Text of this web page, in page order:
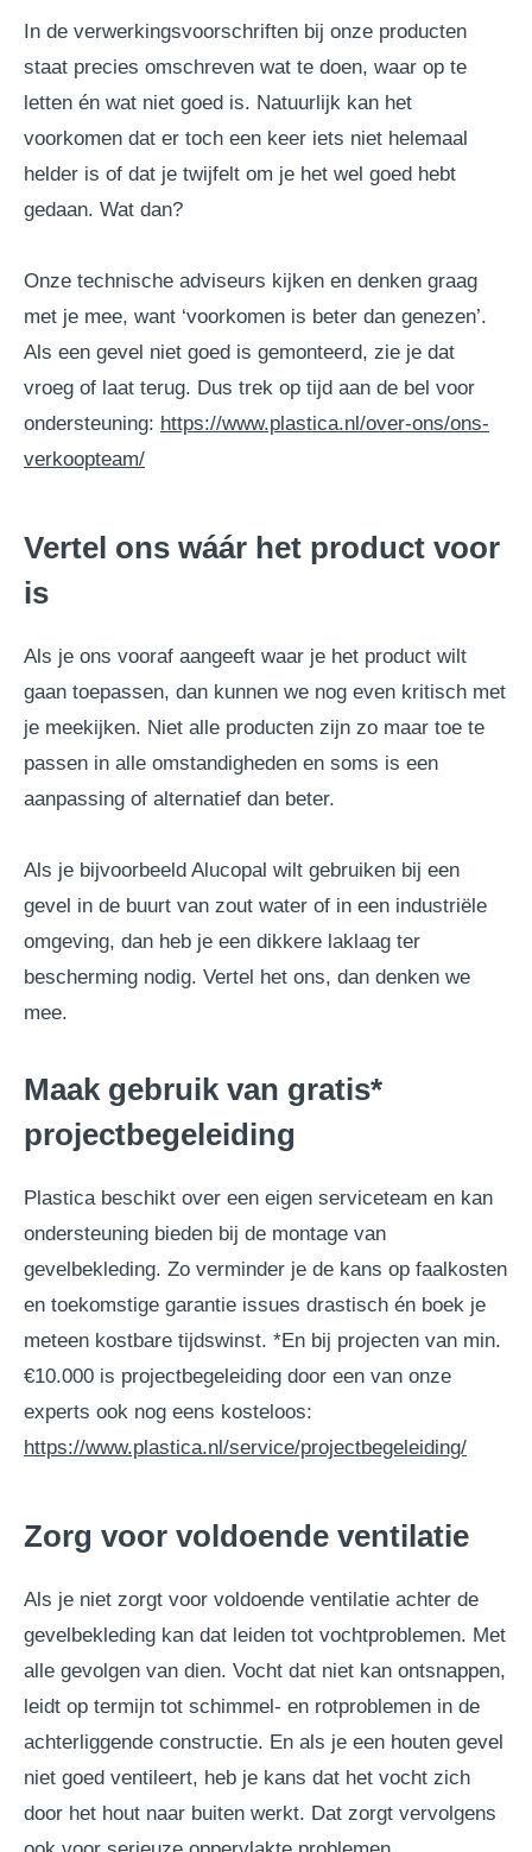
In de verwerkingsvoorschriften bij onze producten
staat precies omschreven wat te doen, waar op te
letten én wat niet goed is. Natuurlijk kan het
voorkomen dat er toch een keer iets niet helemaal
helder is of dat je twijfelt om je het wel goed hebt
gedaan. Wat dan?
Onze technische adviseurs kijken en denken graag
met je mee, want ‘voorkomen is beter dan genezen’.
Als een gevel niet goed is gemonteerd, zie je dat
vroeg of laat terug. Dus trek op tijd aan de bel voor
ondersteuning: https://www.plastica.nl/over-ons/ons-
verkoopteam/
Vertel ons wáár het product voor
is
Als je ons vooraf aangeeft waar je het product wilt
gaan toepassen, dan kunnen we nog even kritisch met
je meekijken. Niet alle producten zijn zo maar toe te
passen in alle omstandigheden en soms is een
aanpassing of alternatief dan beter.
Als je bijvoorbeeld Alucopal wilt gebruiken bij een
gevel in de buurt van zout water of in een industriële
omgeving, dan heb je een dikkere laklaag ter
bescherming nodig. Vertel het ons, dan denken we
mee.
Maak gebruik van gratis*
projectbegeleiding
Plastica beschikt over een eigen serviceteam en kan
ondersteuning bieden bij de montage van
gevelbekleding. Zo verminder je de kans op faalkosten
en toekomstige garantie issues drastisch én boek je
meteen kostbare tijdswinst. *En bij projecten van min.
€10.000 is projectbegeleiding door een van onze
experts ook nog eens kosteloos:
https://www.plastica.nl/service/projectbegeleiding/
Zorg voor voldoende ventilatie
Als je niet zorgt voor voldoende ventilatie achter de
gevelbekleding kan dat leiden tot vochtproblemen. Met
alle gevolgen van dien. Vocht dat niet kan ontsnappen,
leidt op termijn tot schimmel- en rotproblemen in de
achterliggende constructie. En als je een houten gevel
niet goed ventileert, heb je kans dat het vocht zich
door het hout naar buiten werkt. Dat zorgt vervolgens